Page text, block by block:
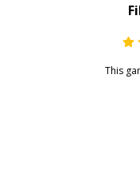
This